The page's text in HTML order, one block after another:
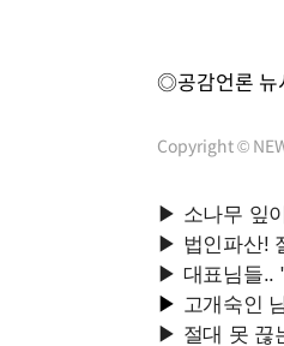
◎공감언론 뉴
Copyright ©